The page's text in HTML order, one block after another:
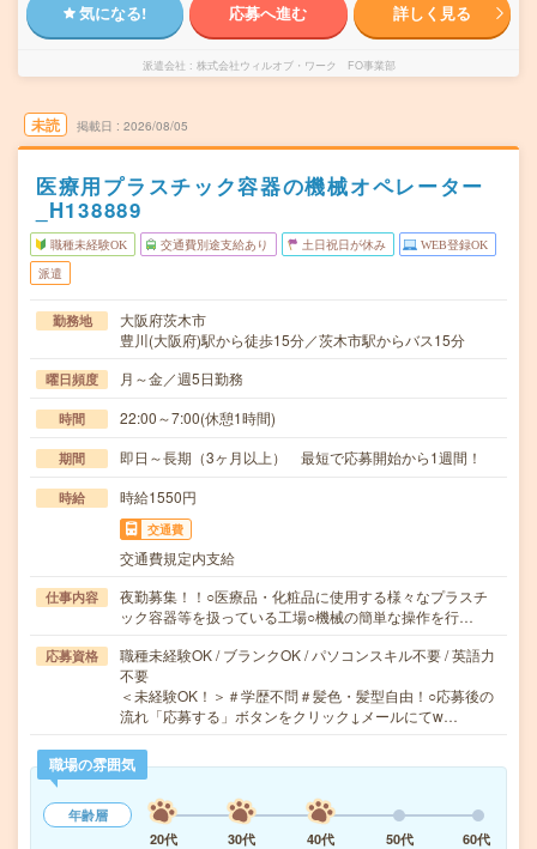
気になる! 応募へ進む 詳しく見る
派遣会社 株式会社ウィルオブ・ワーク FO事業部
未読 掲載日 2026/08/05
医療用プラスチック容器の機械オペレーター
_H138889
職種未経験OK 交通費別途支給あり 土日祝日が休み WEB登録OK
派遣
勤務地
大阪府茨木市
豊川(大阪府)駅から徒歩15分／茨木市駅からバス15分
曜日頻度 月～金／週5日勤務
時間 22:00～7:00(休憩1時間)
期間 即日～長期（3ヶ月以上） 最短で応募開始から1週間！
時給 時給1550円
交通費
交通費規定内支給
仕事内容
夜勤募集！！○医療品・化粧品に使用する様々なプラスチ
ック容器等を扱っている工場○機械の簡単な操作を行…
応募資格
職種未経験OK / ブランクOK / パソコンスキル不要 / 英語力
不要
＜未経験OK！＞＃学歴不問＃髪色・髪型自由！○応募後の
流れ「応募する」ボタンをクリック↓メールにてw…
職場の雰囲気
年齢層
20代
30代 40代 50代 60代